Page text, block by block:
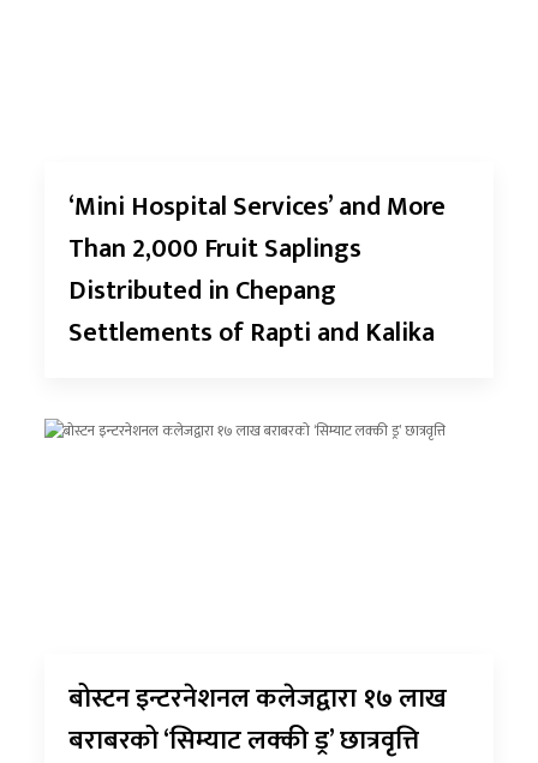
‘Mini Hospital Services’ and More
Than 2,000 Fruit Saplings
Distributed in Chepang
Settlements of Rapti and Kalika
बोस्टन इन्टरनेशनल कलेजद्वारा १७ लाख
बराबरको ‘सिम्याट लक्की ड्र’ छात्रवृत्ति